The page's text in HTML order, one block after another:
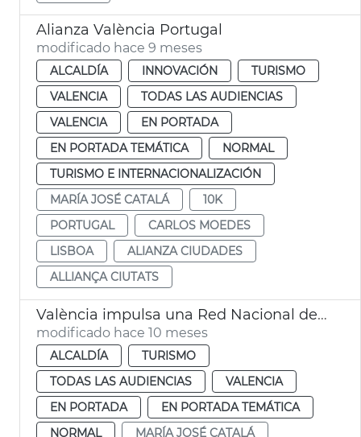
Alianza València Portugal
modificado hace 9 meses
ALCALDÍA INNOVACIÓN
TURISMO
VALENCIA
TODAS LAS AUDIENCIAS
VALENCIA
EN PORTADA
EN PORTADA TEMÁTICA
NORMAL
TURISMO E INTERNACIONALIZACIÓN
MARÍA JOSÉ CATALÁ
10K
PORTUGAL
CARLOS MOEDES
LISBOA
ALIANZA CIUDADES
ALLIANÇA CIUTATS
València impulsa una Red Nacional de Destinaciones Urbanas
modificado hace 10 meses
ALCALDÍA
TURISMO
TODAS LAS AUDIENCIAS
VALENCIA
EN PORTADA
EN PORTADA TEMÁTICA
NORMAL
MARÍA JOSÉ CATALÁ